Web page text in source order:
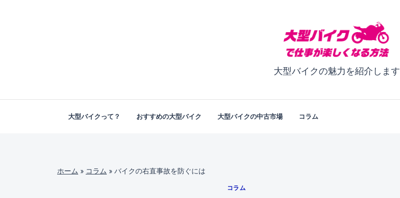
大型バイクの魅力を紹介します
大型バイクって？ おすすめの大型バイク 大型バイクの中古市場 コラム
ホーム » コラム » バイクの右直事故を防ぐには
コラム